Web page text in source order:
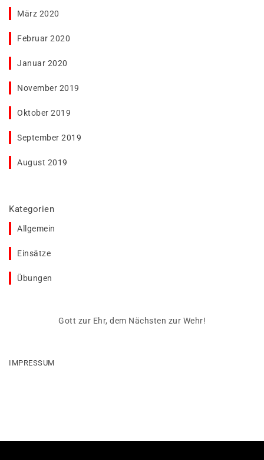
März 2020
Februar 2020
Januar 2020
November 2019
Oktober 2019
September 2019
August 2019
Kategorien
Allgemein
Einsätze
Übungen
Gott zur Ehr, dem Nächsten zur Wehr!
IMPRESSUM